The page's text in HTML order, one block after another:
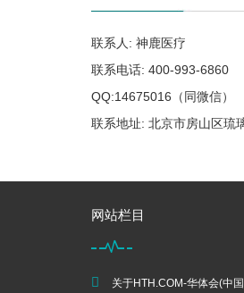
联系人: 神鹿医疗
联系电话: 400-993-6860
QQ:14675016（同微信）
联系地址: 北京市房山区琉
网站栏目
关于HTH.COM-华体会(中